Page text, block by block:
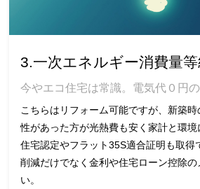
3.一次エネルギー消費量等
今やエコ住宅は常識。電気代０円
こちらはリフォーム可能ですが、新築
性があった方が光熱費も安く家計と環
住宅認定やフラット35S適合証明も取得
削減だけでなく金利や住宅ローン控除の
い。